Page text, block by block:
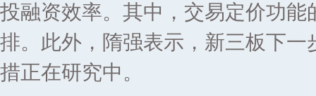
投融资效率。其中，交易定价功
排。此外，隋强表示，新三板下
措正在研究中。